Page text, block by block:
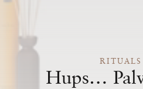
Hups…